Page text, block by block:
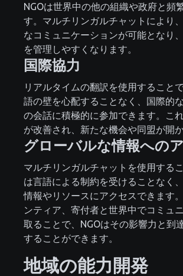
NGOは世界中の他の組織や政府と頻
す。マルチリンガルチャットにより
なコミュニケーションが可能となり
を管理しやすくなります。
国際協力
リアルタイムの翻訳を使用すること
語の壁を心配することなく、国際的
の会話に積極的に参加できます。こ
が改善され、新たな機会や同盟が開か
グローバルな情報への
マルチリンガルチャットを使用する
は言語による制約を受けることなく
情報やリソースにアクセスできます
ンティア、寄付者と世界中でコミュ
取ることで、NGOはその影響力と到
することができます。
地域の能力開発